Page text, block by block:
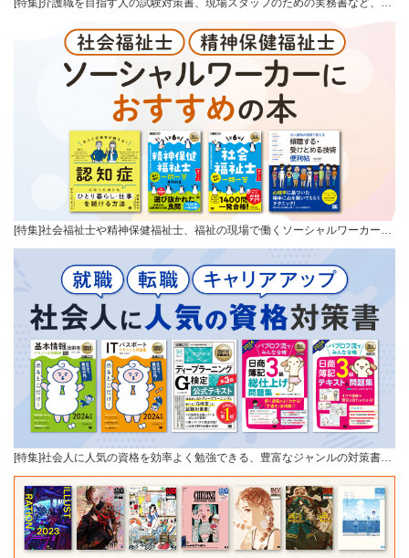
[特集]社会福祉士や精神保健福祉士、福祉の現場で働くソーシャルワーカー…
[特集]社会人に人気の資格を効率よく勉強できる、豊富なジャンルの対策書…